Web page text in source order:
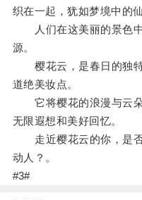
织在一起，犹如梦境中的仙
人们在这美丽的景色中
源。
樱花云，是春日的独特
道绝美妆点。
它将樱花的浪漫与云朵
无限遐想和美好回忆。
走近樱花云的你，是否
动人？。
#3#